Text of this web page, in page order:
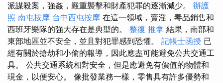
派謀殺案，強姦，嚴重襲擊和財產犯罪的逐漸減少。 辦護
照 南屯按摩 台中西屯按摩 在這一領域，賣淫，毒品銷售和
西班牙樂隊的強大存在是典型的。 整復 推拿 結果，南部和
東部地區並不安全，並且對犯罪感到恐懼。 記帳士函授 已
經有關於搶劫和小偷的報導，因此應盡可能避免公共交通工
具。 公共交通系統相對安全，但是應避免有價值的物體和
現金，以便安心。 像批發業務一樣，零售具有許多優勢和